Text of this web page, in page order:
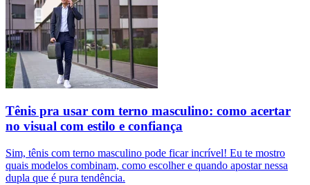
Tênis pra usar com terno masculino: como acertar
no visual com estilo e confiança
Sim, tênis com terno masculino pode ficar incrível! Eu te mostro
quais modelos combinam, como escolher e quando apostar nessa
dupla que é pura tendência.